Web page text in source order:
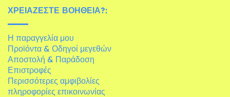
ΧΡΕΙΆΖΕΣΤΕ ΒΟΉΘΕΙΑ?:
Η παραγγελία μου
Προϊόντα & Οδηγοί μεγεθών
Αποστολή & Παράδοση
Επιστροφές
Περισσότερες αμφιβολίες
πληροφορίες επικοινωνίας